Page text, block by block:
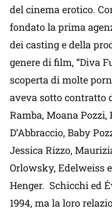
del cinema erotico.
fondato la prima
dei casting e della
genere di film, “Diva
scoperta di molte
aveva sotto contratto
Ramba, Moana
D’Abbraccio, Baby
Jessica Rizzo,
Orlowsky, Edelweiss
Henger. Schicchi ed
1994, ma la loro